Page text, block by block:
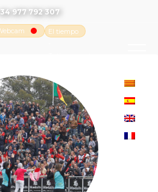
977 792 307
El tiempo